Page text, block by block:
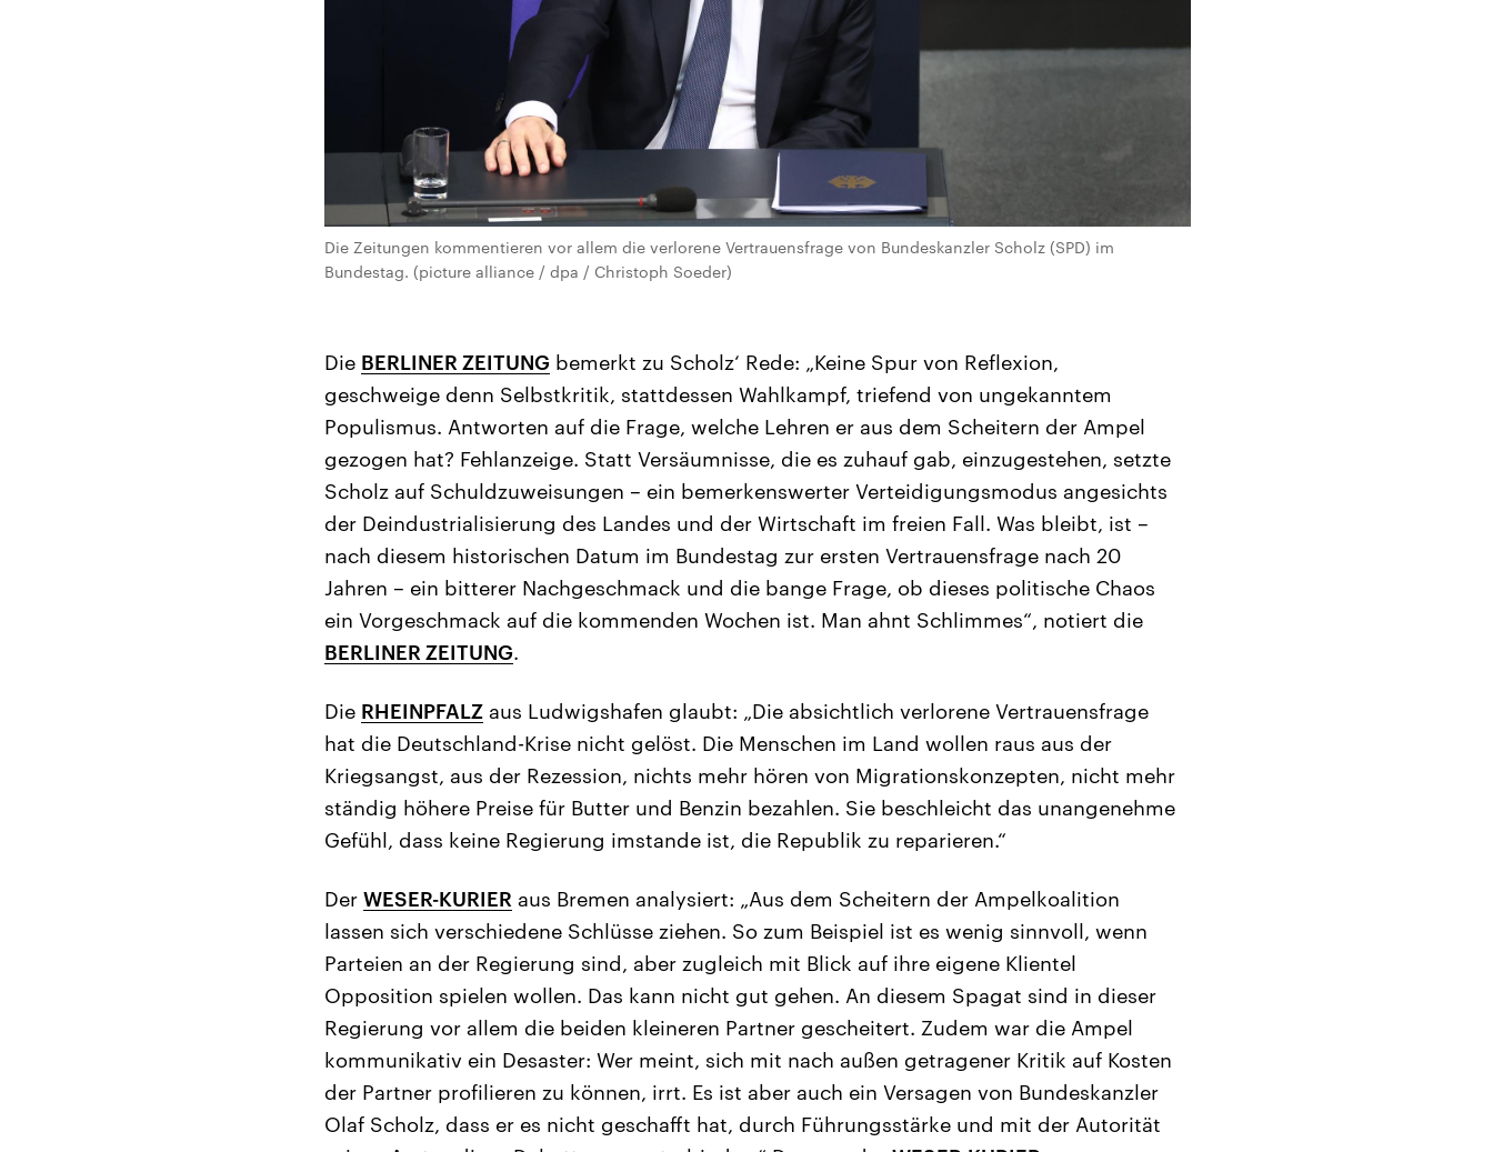
Die Zeitungen kommentieren vor allem die verlorene Vertrauensfrage von Bundeskanzler Scholz (SPD) im
Bundestag. (picture alliance / dpa / Christoph Soeder)
Die BERLINER ZEITUNG bemerkt zu Scholz‘ Rede: „Keine Spur von Reflexion,
geschweige denn Selbstkritik, stattdessen Wahlkampf, triefend von ungekanntem
Populismus. Antworten auf die Frage, welche Lehren er aus dem Scheitern der Ampel
gezogen hat? Fehlanzeige. Statt Versäumnisse, die es zuhauf gab, einzugestehen, setzte
Scholz auf Schuldzuweisungen – ein bemerkenswerter Verteidigungsmodus angesichts
der Deindustrialisierung des Landes und der Wirtschaft im freien Fall. Was bleibt, ist –
nach diesem historischen Datum im Bundestag zur ersten Vertrauensfrage nach 20
Jahren – ein bitterer Nachgeschmack und die bange Frage, ob dieses politische Chaos
ein Vorgeschmack auf die kommenden Wochen ist. Man ahnt Schlimmes“, notiert die
BERLINER ZEITUNG.
Die RHEINPFALZ aus Ludwigshafen glaubt: „Die absichtlich verlorene Vertrauensfrage
hat die Deutschland-Krise nicht gelöst. Die Menschen im Land wollen raus aus der
Kriegsangst, aus der Rezession, nichts mehr hören von Migrationskonzepten, nicht mehr
ständig höhere Preise für Butter und Benzin bezahlen. Sie beschleicht das unangenehme
Gefühl, dass keine Regierung imstande ist, die Republik zu reparieren.“
Der WESER-KURIER aus Bremen analysiert: „Aus dem Scheitern der Ampelkoalition
lassen sich verschiedene Schlüsse ziehen. So zum Beispiel ist es wenig sinnvoll, wenn
Parteien an der Regierung sind, aber zugleich mit Blick auf ihre eigene Klientel
Opposition spielen wollen. Das kann nicht gut gehen. An diesem Spagat sind in dieser
Regierung vor allem die beiden kleineren Partner gescheitert. Zudem war die Ampel
kommunikativ ein Desaster: Wer meint, sich mit nach außen getragener Kritik auf Kosten
der Partner profilieren zu können, irrt. Es ist aber auch ein Versagen von Bundeskanzler
Olaf Scholz, dass er es nicht geschafft hat, durch Führungsstärke und mit der Autorität